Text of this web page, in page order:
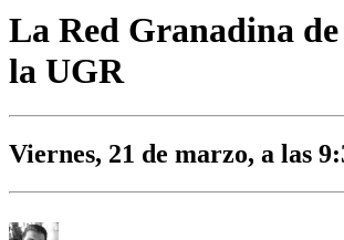
La Red Granadina
la UGR
Viernes, 21 de marzo, a las